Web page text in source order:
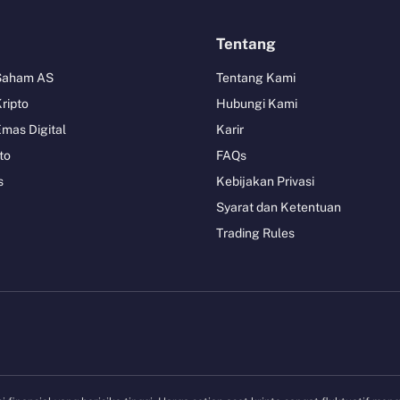
AS
Digital
Tentang
Tentang Kami
Hubungi Kami
Karir
FAQs
Kebijakan Privasi
Syarat dan Ketentuan
Trading Rules